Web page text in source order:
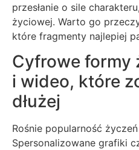
przesłanie o sile
życiowej. Warto go
które fragmenty najlepiej
Cyfrowe formy
i wideo, które
dłużej
Rośnie popularność
Spersonalizowane grafiki